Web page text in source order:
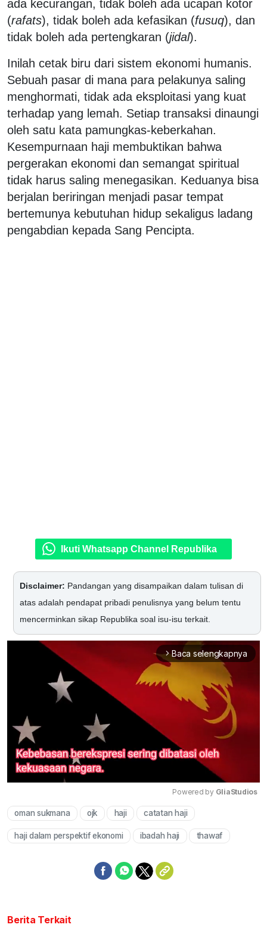
ada kecurangan, tidak boleh ada ucapan kotor
(rafats), tidak boleh ada kefasikan (fusuq), dan
tidak boleh ada pertengkaran (jidal).
Inilah cetak biru dari sistem ekonomi humanis.
Sebuah pasar di mana para pelakunya saling
menghormati, tidak ada eksploitasi yang kuat
terhadap yang lemah. Setiap transaksi dinaungi
oleh satu kata pamungkas-keberkahan.
Kesempurnaan haji membuktikan bahwa
pergerakan ekonomi dan semangat spiritual
tidak harus saling menegasikan. Keduanya bisa
berjalan beriringan menjadi pasar tempat
bertemunya kebutuhan hidup sekaligus ladang
pengabdian kepada Sang Pencipta.
Ikuti Whatsapp Channel Republika
Disclaimer: Pandangan yang disampaikan dalam tulisan di
atas adalah pendapat pribadi penulisnya yang belum tentu
mencerminkan sikap Republika soal isu-isu terkait.
arrow_forward_ios Baca selengkapnya
Powered by GliaStudios
oman sukmana ojk haji catatan haji
haji dalam perspektif ekonomi ibadah haji thawaf
Berita Terkait